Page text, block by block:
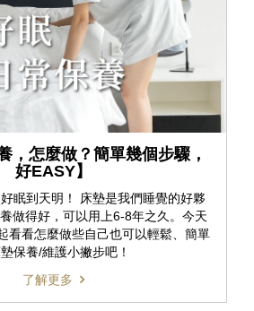
，怎麼做？簡單幾個步驟，
好EASY】
眠到天明！ 床墊是我們睡覺的好夥
做得好，可以用上6-8年之久。今天
看看怎麼做些自己也可以輕鬆、簡單
保養/維護小撇步吧！
了解更多